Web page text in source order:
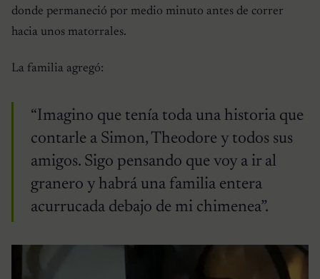
donde permaneció por medio minuto antes de correr
hacia unos matorrales.
La familia agregó:
“Imagino que tenía toda una historia que
contarle a Simon, Theodore y todos sus
amigos. Sigo pensando que voy a ir al
granero y habrá una familia entera
acurrucada debajo de mi chimenea”.